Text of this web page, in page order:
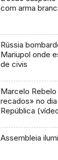
com arma
Rússia
Mariupol onde
de civis
Marcelo
recados» no
República
Assembleia